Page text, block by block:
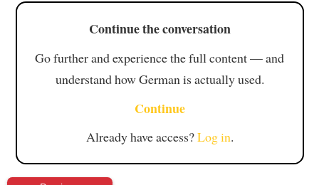
Continue the conversation
Go further and experience the full content — and
understand how German is actually used.
Continue
Already have access?Log in.